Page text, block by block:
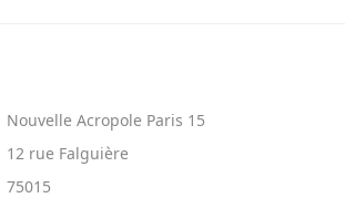
Nouvelle Acropole Paris 15
12 rue Falguière
75015